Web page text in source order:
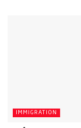
IMMIGRATION